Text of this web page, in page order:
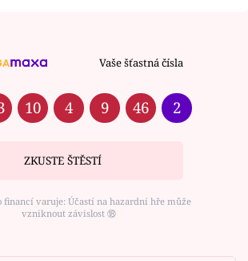
Vaše šťastná čísla
10 4 9 46 2
ZKUSTE ŠTĚSTÍ
varuje: Účastí na hazardní hře může
vzniknout závislost ⑱